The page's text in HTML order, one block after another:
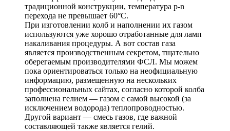
традиционной конструкции, температура р-n
перехода не превышает 60°С.
При изготовлении колб и наполнении их газом
используются уже хорошо отработанные для ламп
накаливания процедуры. А вот состав газа
является производственным секретом, тщательно
оберегаемым производителями ФСЛ. Мы можем
пока ориентироваться только на неофициальную
информацию, размещенную на нескольких
профессиональных сайтах, согласно которой колба
заполнена гелием — газом с самой высокой (за
исключением водорода) теплопроводностью.
Другой вариант — смесь газов, где важной
составляющей также является гелий.